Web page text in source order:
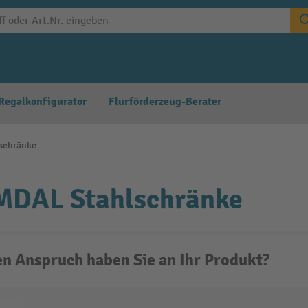
Flurförderzeug-Berater
Stahlschränke
Anspruch haben Sie an Ihr Produkt?